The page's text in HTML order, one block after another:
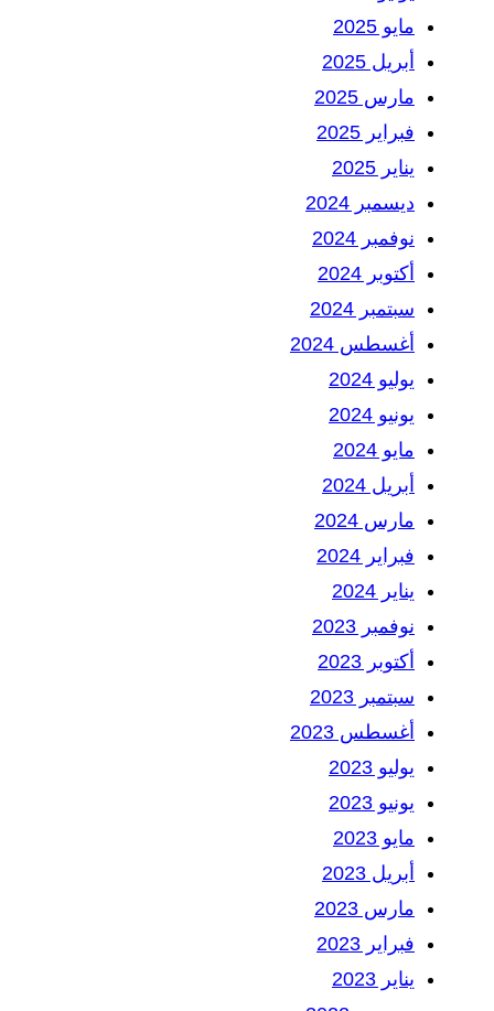
مايو 2025
أبريل 2025
مارس 2025
فبراير 2025
يناير 2025
ديسمبر 2024
نوفمبر 2024
أكتوبر 2024
سبتمبر 2024
أغسطس 2024
يوليو 2024
يونيو 2024
مايو 2024
أبريل 2024
مارس 2024
فبراير 2024
يناير 2024
نوفمبر 2023
أكتوبر 2023
سبتمبر 2023
أغسطس 2023
يوليو 2023
يونيو 2023
مايو 2023
أبريل 2023
مارس 2023
فبراير 2023
يناير 2023